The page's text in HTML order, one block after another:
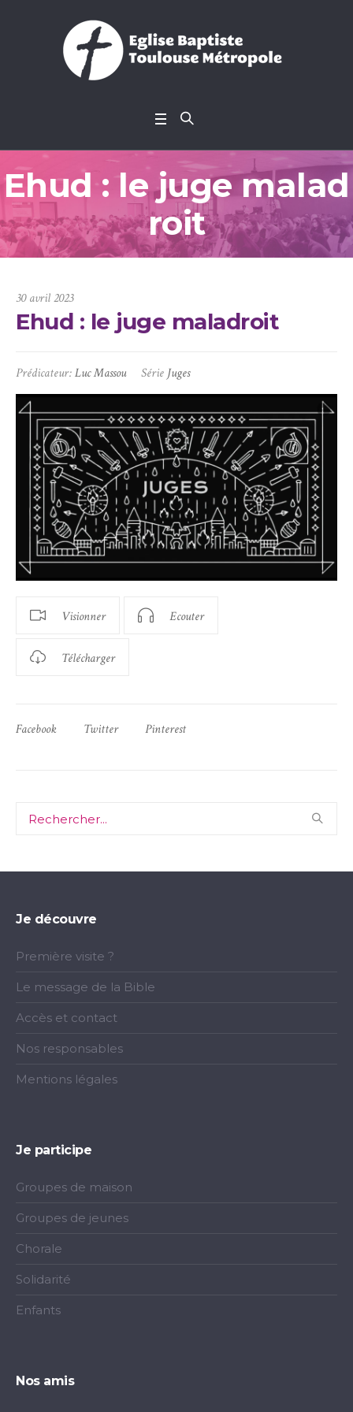
Ehud : le juge malad
roit
30 avril 2023
Ehud : le juge maladroit
Prédicateur:Luc Massou Série Juges
Visionner Ecouter
Télécharger
Facebook Twitter Pinterest
Je découvre
Première visite ?
Le message de la Bible
Accès et contact
Nos responsables
Mentions légales
Je participe
Groupes de maison
Groupes de jeunes
Chorale
Solidarité
Enfants
Nos amis